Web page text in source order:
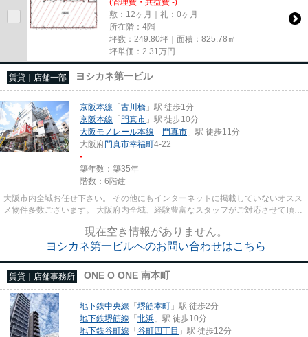
敷：12ヶ月｜礼：0ヶ月
所在階：4階
坪数：249.80坪｜面積：825.78㎡
坪単価： 2.31 万円
賃貸｜店舗一部 ヨシカネ第一ビル
京阪本線 「古川橋 」駅 徒歩1分
京阪本線 「門真市 」駅 徒歩10分
大阪モノレール本線 「門真市 」駅 徒歩11分
大阪府門真市幸福町4-22
-
築年数：築35年
階数：6階建
大阪市内全域お任せ下さい。 その他にもインターネットに掲載していないオスス
メ物件多数ございます。 大阪府内全域、経験豊富なスタッフがご対応させて頂き
ます。 尚、弊社ではおとり...
現在空き情報がありません。
ヨシカネ第一ビルへのお問い合わせはこちら
賃貸｜店舗事務所 ONE O ONE 南本町
地下鉄中央線 「堺筋本町 」駅 徒歩2分
地下鉄堺筋線 「北浜 」駅 徒歩10分
地下鉄谷町線 「谷町四丁目 」駅 徒歩12分